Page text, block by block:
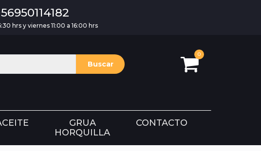
hrs y viernes 11:00 a 16:00 hrs
Buscar
0
GRUA
HORQUILLA
CONTACTO